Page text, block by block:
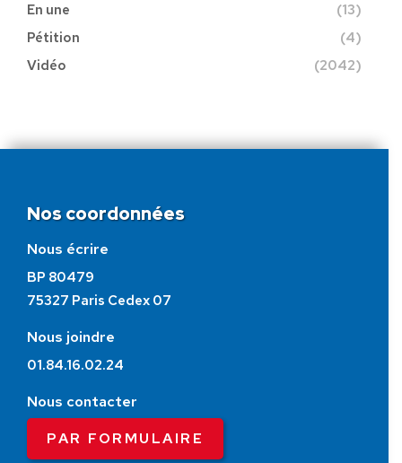
En une
(13)
Pétition
(4)
Vidéo
(2042)
Nos coordonnées
Nous écrire
BP 80479
75327 Paris Cedex 07
Nous joindre
01.84.16.02.24
Nous contacter
PAR FORMULAIRE